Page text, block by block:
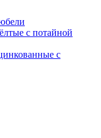
с потайной
с